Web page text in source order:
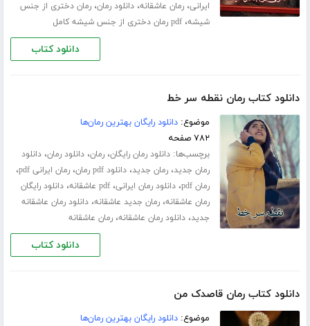
ایرانی،رمان عاشقانه،دانلود رمان،رمان دختری از جنس
شیشه،pdf رمان دختری از جنس شیشه کامل
دانلود کتاب
دانلود کتاب رمان نقطه سر خط
موضوع:دانلود رایگان بهترین رمان‌ها
۷۸۲ صفحه
برچسب‌ها:دانلود رمان رایگان،رمان،دانلود رمان،دانلود
رمان جدید،رمان جدید،دانلود pdf رمان ،رمان ایرانی pdf ،
رمان pdf ،دانلود رمان ایرانی،pdf عاشقانه ،دانلود رایگان
رمان عاشقانه،رمان جدید عاشقانه،دانلود رمان عاشقانه
جدید،دانلود رمان عاشقانه،رمان عاشقانه
دانلود کتاب
دانلود کتاب رمان قاصدک من
موضوع:دانلود رایگان بهترین رمان‌ها